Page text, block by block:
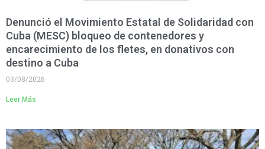
Denunció el Movimiento Estatal de Solidaridad con
Cuba (MESC) bloqueo de contenedores y
encarecimiento de los fletes, en donativos con
destino a Cuba
03/08/2026
Leer Más